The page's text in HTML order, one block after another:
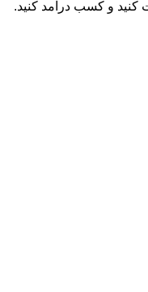
و کسب درامد کنید.